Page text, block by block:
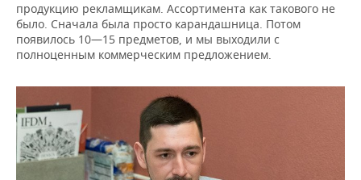
продукцию рекламщикам. Ассортимента как такового не
было. Сначала была просто карандашница. Потом
появилось 10—15 предметов, и мы выходили с
полноценным коммерческим предложением.